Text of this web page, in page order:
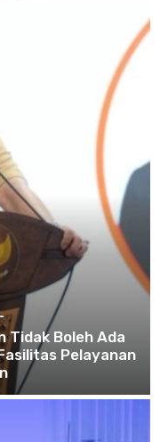
Tidak Boleh Ada
Pelayanan